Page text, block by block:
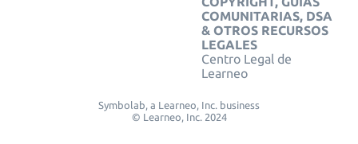
COMUNITARIAS, DSA
& OTROS RECURSOS
LEGALES
Centro Legal de
Learneo
Symbolab, a Learneo, Inc. business
© Learneo, Inc. 2024